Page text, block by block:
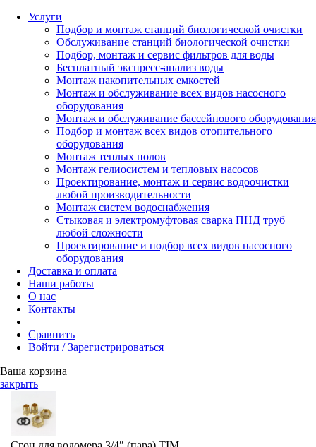
Услуги
Подбор и монтаж станций биологической очистки
Обслуживание станций биологической очистки
Подбор, монтаж и сервис фильтров для воды
Бесплатный экспресс-анализ воды
Монтаж накопительных емкостей
Монтаж и обслуживание всех видов насосного
оборудования
Монтаж и обслуживание бассейнового оборудования
Подбор и монтаж всех видов отопительного
оборудования
Монтаж теплых полов
Монтаж гелиосистем и тепловых насосов
Проектирование, монтаж и сервис водоочистки
любой производительности
Монтаж систем водоснабжения
Стыковая и электромуфтовая сварка ПНД труб
любой сложности
Проектирование и подбор всех видов насосного
оборудования
Доставка и оплата
Наши работы
О нас
Контакты
Сравнить
Войти / Зарегистрироваться
Ваша корзина
закрыть